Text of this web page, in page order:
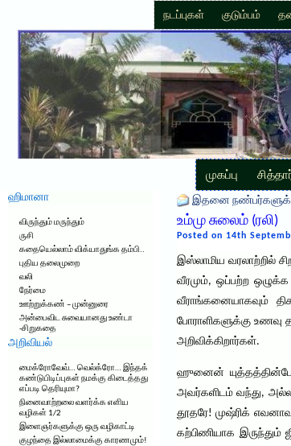
நடப்புகள் குடும்பம்
முகப்பு
ஹிமானா
விருந்தும் மருந்தும்
ருசி
கதையெல்லாம் விக்யாதுங்க தம்பி..
புதிய தலைமுறை
வலி
நேர்மை
ஊற்றுக்கண் – முன்னுரை
அன்பைவிட சுவையானது உண்டா
-சிறுகதை
அறிவியல்
மைக்ரோவேவ்… வெல்க்ரோ… இந்தக்
கண்டுபிடிப்புகள் நமக்கு கிடைத்தது
எப்படி தெரியுமா?
நினைவாற்றலை வளர்க்க எளிய
வழிகள் 1/2
இளைஞர்களுக்கு ஒரு வழிகாட்டி
குழந்தை இல்லாமைக்கு காரணமும்!
இதனை
உம்மு சுலைம் (ரலி)
Posted on 14th
இஸ்லாமிய வரலாற்றில்
வீரமும், ஒப்பற்ற
வீராங்கனையாகவும்
போராளிகளுக்கு
அறிவிக்கிறார்கள்.
ஹுனைன்
அவர்களிடம் வந்து,
தூதரே! முஷ்ரிக்
கற்பிணியாக